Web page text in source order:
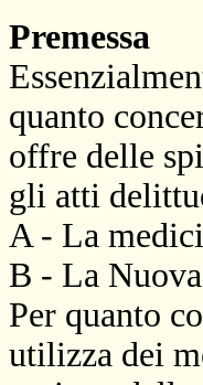
Premessa
quanto
offre delle
gli atti
A - La
B - La
Per quanto
utilizza dei